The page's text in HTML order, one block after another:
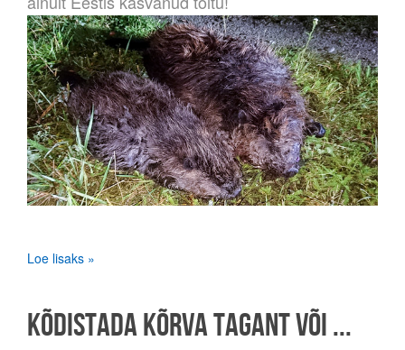
Loe lisaks »
KÕDISTADA KÕRVA TAGANT VÕI ...